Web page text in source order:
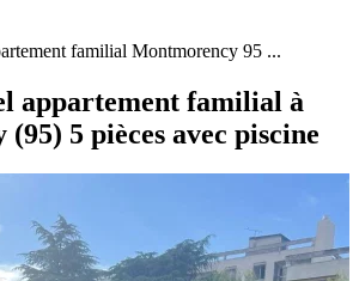
familial Montmorency 95 ...
appartement familial à
5 pièces avec piscine